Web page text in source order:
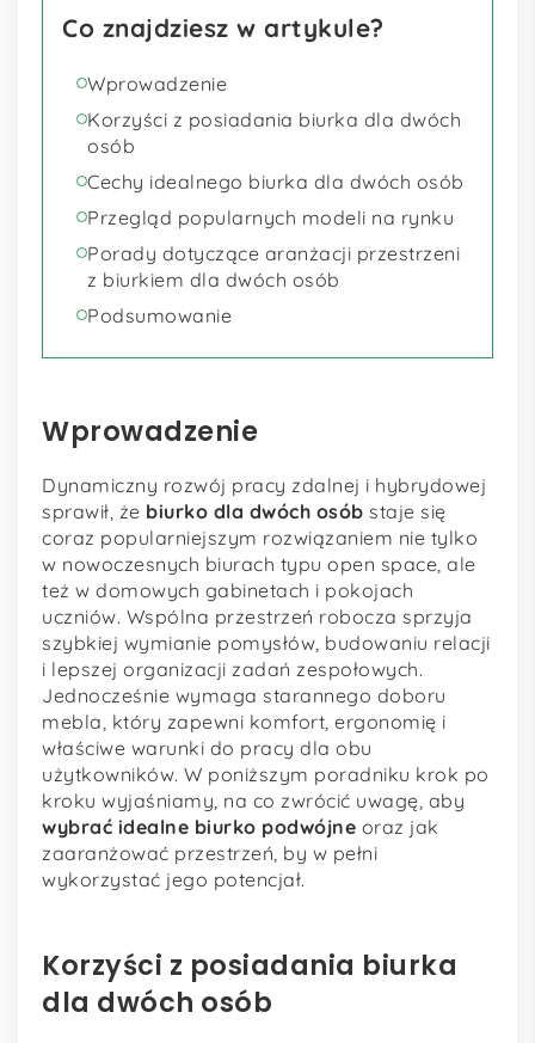
Co znajdziesz w artykule?
Wprowadzenie
Korzyści z posiadania biurka dla dwóch
osób
Cechy idealnego biurka dla dwóch osób
Przegląd popularnych modeli na rynku
Porady dotyczące aranżacji przestrzeni
z biurkiem dla dwóch osób
Podsumowanie
Wprowadzenie
Dynamiczny rozwój pracy zdalnej i hybrydowej
sprawił, że biurko dla dwóch osób staje się
coraz popularniejszym rozwiązaniem nie tylko
w nowoczesnych biurach typu open space, ale
też w domowych gabinetach i pokojach
uczniów. Wspólna przestrzeń robocza sprzyja
szybkiej wymianie pomysłów, budowaniu relacji
i lepszej organizacji zadań zespołowych.
Jednocześnie wymaga starannego doboru
mebla, który zapewni komfort, ergonomię i
właściwe warunki do pracy dla obu
użytkowników. W poniższym poradniku krok po
kroku wyjaśniamy, na co zwrócić uwagę, aby
wybrać idealne biurko podwójne oraz jak
zaaranżować przestrzeń, by w pełni
wykorzystać jego potencjał.
Korzyści z posiadania biurka
dla dwóch osób